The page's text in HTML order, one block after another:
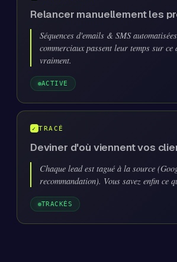
Relancer manuellement les
Séquences d'emails & SMS
commerciaux passent leur temps sur ce
vraiment.
ACTIVE
TRACÉ
Deviner d'où viennent vos
Chaque lead est tagué à la source
recommandation). Vous savez enfin ce
TRACKÉS